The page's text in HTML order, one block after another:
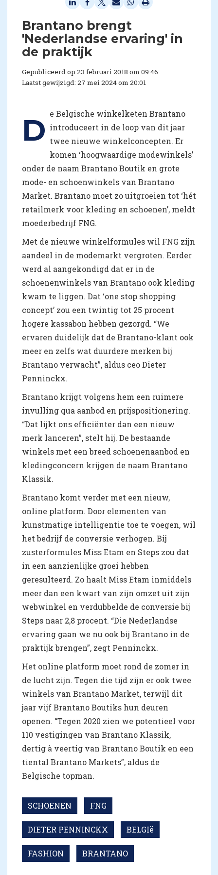
Brantano brengt
'Nederlandse ervaring' in
de praktijk
Gepubliceerd op 23 februari 2018 om 09:46
Laatst gewijzigd: 27 mei 2024 om 20:01
D e Belgische winkelketen Brantano
introduceert in de loop van dit jaar
twee nieuwe winkelconcepten. Er
komen ‘hoogwaardige modewinkels’
onder de naam Brantano Boutik en grote
mode- en schoenwinkels van Brantano
Market. Brantano moet zo uitgroeien tot ‘hét
retailmerk voor kleding en schoenen’, meldt
moederbedrijf FNG.
Met de nieuwe winkelformules wil FNG zijn
aandeel in de modemarkt vergroten. Eerder
werd al aangekondigd dat er in de
schoenenwinkels van Brantano ook kleding
kwam te liggen. Dat ‘one stop shopping
concept’ zou een twintig tot 25 procent
hogere kassabon hebben gezorgd. “We
ervaren duidelijk dat de Brantano-klant ook
meer en zelfs wat duurdere merken bij
Brantano verwacht”, aldus ceo Dieter
Penninckx.
Brantano krijgt volgens hem een ruimere
invulling qua aanbod en prijspositionering.
“Dat lijkt ons efficiënter dan een nieuw
merk lanceren”, stelt hij. De bestaande
winkels met een breed schoenenaanbod en
kledingconcern krijgen de naam Brantano
Klassik.
Brantano komt verder met een nieuw,
online platform. Door elementen van
kunstmatige intelligentie toe te voegen, wil
het bedrijf de conversie verhogen. Bij
zusterformules Miss Etam en Steps zou dat
in een aanzienlijke groei hebben
geresulteerd. Zo haalt Miss Etam inmiddels
meer dan een kwart van zijn omzet uit zijn
webwinkel en verdubbelde de conversie bij
Steps naar 2,8 procent. “Die Nederlandse
ervaring gaan we nu ook bij Brantano in de
praktijk brengen”, zegt Penninckx.
Het online platform moet rond de zomer in
de lucht zijn. Tegen die tijd zijn er ook twee
winkels van Brantano Market, terwijl dit
jaar vijf Brantano Boutiks hun deuren
openen. “Tegen 2020 zien we potentieel voor
110 vestigingen van Brantano Klassik,
dertig à veertig van Brantano Boutik en een
tiental Brantano Markets”, aldus de
Belgische topman.
SCHOENEN FNG
DIETER PENNINCKX BELGIë
FASHION BRANTANO